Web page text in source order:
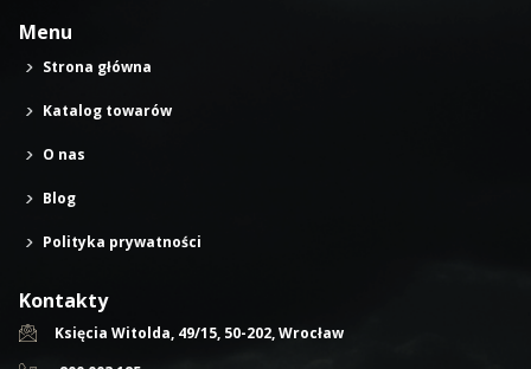
Menu
Strona główna
Katalog towarów
O nas
Blog
Polityka prywatności
Kontakty
Księcia Witolda, 49/15, 50-202, Wrocław